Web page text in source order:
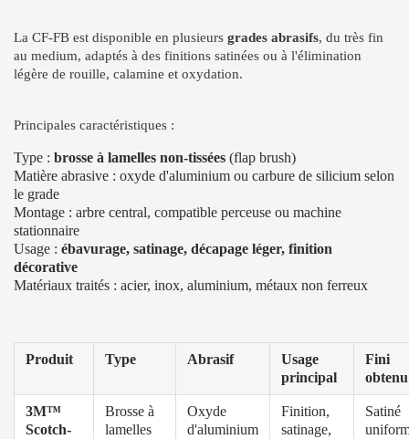
La CF-FB est disponible en plusieurs grades abrasifs, du très fin
au medium, adaptés à des finitions satinées ou à l'élimination
légère de rouille, calamine et oxydation.
Principales caractéristiques :
Type : brosse à lamelles non-tissées (flap brush)
Matière abrasive : oxyde d'aluminium ou carbure de silicium selon
le grade
Montage : arbre central, compatible perceuse ou machine
stationnaire
Usage : ébavurage, satinage, décapage léger, finition
décorative
Matériaux traités : acier, inox, aluminium, métaux non ferreux
Produit Type Abrasif
Usage
principal
Fini
obtenu
3M™
Scotch-
Brosse à
lamelles
Oxyde
d'aluminium
Finition,
satinage,
Satiné